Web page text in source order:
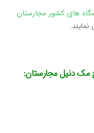
های کشور مجارستان
مک دنیل مجارستان: